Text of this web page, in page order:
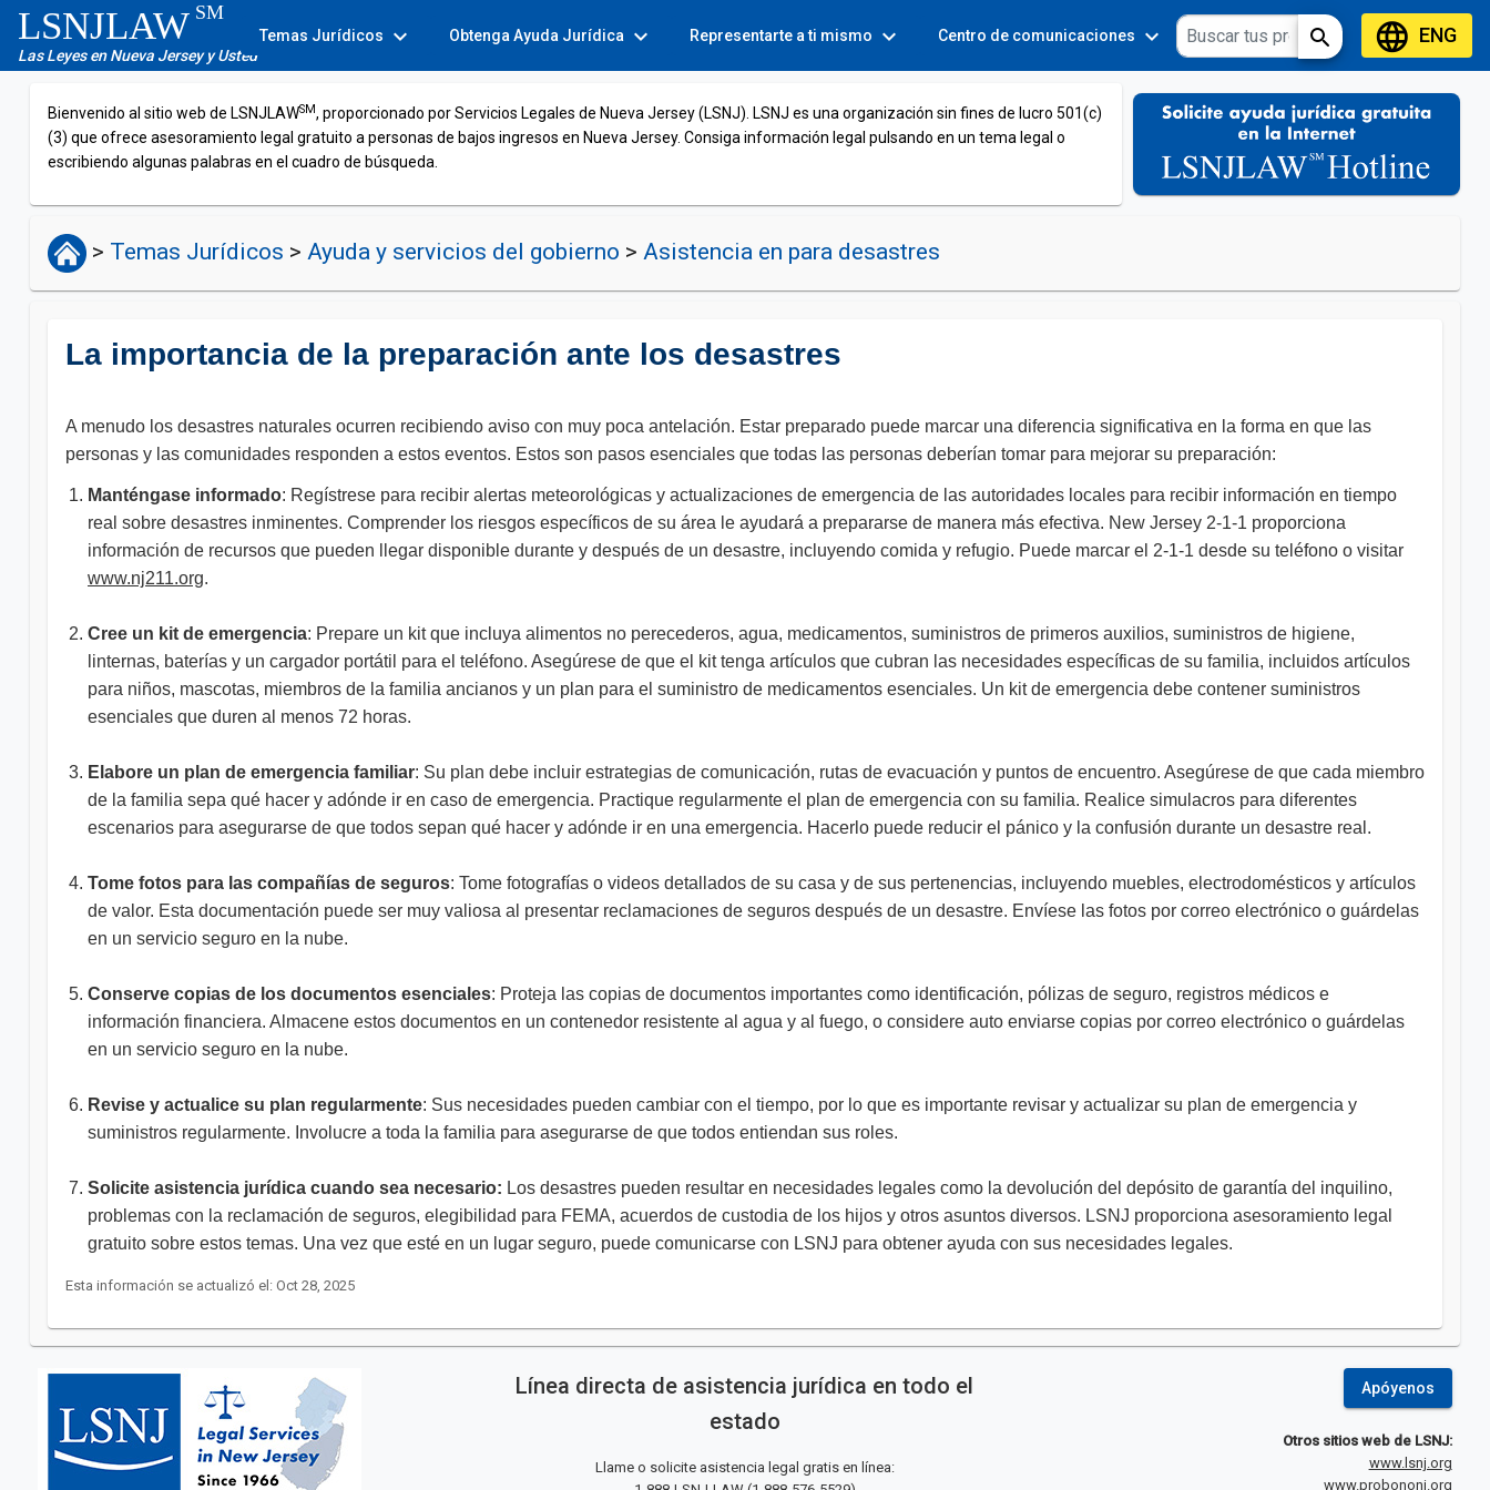
LSNJLAW SM
Las Leyes en Nueva Jersey y Usted
Temas Jurídicos expand_more Obtenga Ayuda Jurídica expand_more Representarte a ti mismo expand_more Centro de comunicaciones expand_more Toolsexpand_more search languageENG
Bienvenido al sitio web de LSNJLAWSM, proporcionado por Servicios Legales de Nueva Jersey (LSNJ). LSNJ es una organización sin fines de lucro 501(c)
(3) que ofrece asesoramiento legal gratuito a personas de bajos ingresos en Nueva Jersey. Consiga información legal pulsando en un tema legal o
escribiendo algunas palabras en el cuadro de búsqueda.
> Temas Jurídicos > Ayuda y servicios del gobierno > Asistencia en para desastres
La importancia de la preparación ante los desastres
A menudo los desastres naturales ocurren recibiendo aviso con muy poca antelación. Estar preparado puede marcar una diferencia significativa en la forma en que las
personas y las comunidades responden a estos eventos. Estos son pasos esenciales que todas las personas deberían tomar para mejorar su preparación:
Manténgase informado: Regístrese para recibir alertas meteorológicas y actualizaciones de emergencia de las autoridades locales para recibir información en tiempo
real sobre desastres inminentes. Comprender los riesgos específicos de su área le ayudará a prepararse de manera más efectiva. New Jersey 2-1-1 proporciona
información de recursos que pueden llegar disponible durante y después de un desastre, incluyendo comida y refugio. Puede marcar el 2-1-1 desde su teléfono o visitar
www.nj211.org.
Cree un kit de emergencia: Prepare un kit que incluya alimentos no perecederos, agua, medicamentos, suministros de primeros auxilios, suministros de higiene,
linternas, baterías y un cargador portátil para el teléfono. Asegúrese de que el kit tenga artículos que cubran las necesidades específicas de su familia, incluidos artículos
para niños, mascotas, miembros de la familia ancianos y un plan para el suministro de medicamentos esenciales. Un kit de emergencia debe contener suministros
esenciales que duren al menos 72 horas.
Elabore un plan de emergencia familiar: Su plan debe incluir estrategias de comunicación, rutas de evacuación y puntos de encuentro. Asegúrese de que cada miembro
de la familia sepa qué hacer y adónde ir en caso de emergencia. Practique regularmente el plan de emergencia con su familia. Realice simulacros para diferentes
escenarios para asegurarse de que todos sepan qué hacer y adónde ir en una emergencia. Hacerlo puede reducir el pánico y la confusión durante un desastre real.
Tome fotos para las compañías de seguros: Tome fotografías o videos detallados de su casa y de sus pertenencias, incluyendo muebles, electrodomésticos y artículos
de valor. Esta documentación puede ser muy valiosa al presentar reclamaciones de seguros después de un desastre. Envíese las fotos por correo electrónico o guárdelas
en un servicio seguro en la nube.
Conserve copias de los documentos esenciales: Proteja las copias de documentos importantes como identificación, pólizas de seguro, registros médicos e
información financiera. Almacene estos documentos en un contenedor resistente al agua y al fuego, o considere auto enviarse copias por correo electrónico o guárdelas
en un servicio seguro en la nube.
Revise y actualice su plan regularmente: Sus necesidades pueden cambiar con el tiempo, por lo que es importante revisar y actualizar su plan de emergencia y
suministros regularmente. Involucre a toda la familia para asegurarse de que todos entiendan sus roles.
Solicite asistencia jurídica cuando sea necesario: Los desastres pueden resultar en necesidades legales como la devolución del depósito de garantía del inquilino,
problemas con la reclamación de seguros, elegibilidad para FEMA, acuerdos de custodia de los hijos y otros asuntos diversos. LSNJ proporciona asesoramiento legal
gratuito sobre estos temas. Una vez que esté en un lugar seguro, puede comunicarse con LSNJ para obtener ayuda con sus necesidades legales.
Esta información se actualizó el: Oct 28, 2025
Línea directa de asistencia jurídica en todo el
estado
Llame o solicite asistencia legal gratis en línea:
Apóyenos
Otros sitios web de LSNJ:
www.lsnj.org
www.probononj.org